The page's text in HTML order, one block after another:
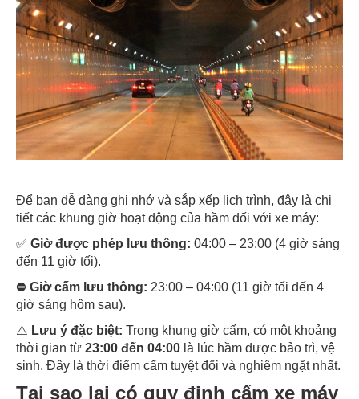
Để bạn dễ dàng ghi nhớ và sắp xếp lịch trình, đây là chi
tiết các khung giờ hoạt động của hầm đối với xe máy:
✅ Giờ được phép lưu thông: 04:00 – 23:00 (4 giờ sáng
đến 11 giờ tối).
⛔ Giờ cấm lưu thông: 23:00 – 04:00 (11 giờ tối đến 4
giờ sáng hôm sau).
⚠️ Lưu ý đặc biệt: Trong khung giờ cấm, có một khoảng
thời gian từ 23:00 đến 04:00 là lúc hầm được bảo trì, vệ
sinh. Đây là thời điểm cấm tuyệt đối và nghiêm ngặt nhất.
Tại sao lại có quy định cấm xe máy